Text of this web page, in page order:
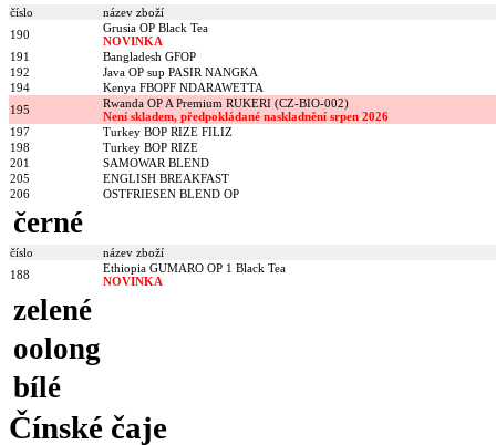
číslo
název zboží
190
Grusia OP Black Tea
NOVINKA
191
Bangladesh GFOP
192
Java OP sup PASIR NANGKA
194
Kenya FBOPF NDARAWETTA
195
Rwanda OP A Premium RUKERI (CZ-BIO-002)
Není skladem, předpokládané naskladnění srpen 2026
197
Turkey BOP RIZE FILIZ
198
Turkey BOP RIZE
201
SAMOWAR BLEND
205
ENGLISH BREAKFAST
206
OSTFRIESEN BLEND OP
černé
číslo
název zboží
188
Ethiopia GUMARO OP 1 Black Tea
NOVINKA
zelené
oolong
bílé
Čínské čaje